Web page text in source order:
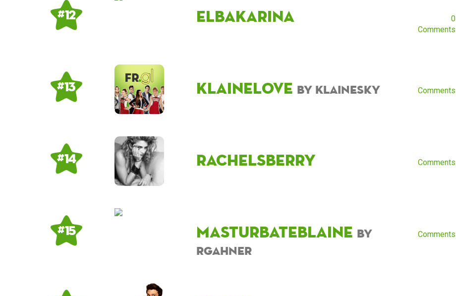
# 12 ElbaKarina
0
Comments
# 13 KlaineLove by KlaineSky Comments
# 14 rachelsberry Comments
# 15 masturbateblaine by
rgahner
Comments